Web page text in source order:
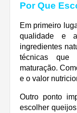
Por Que
Em primeiro
qualidade e
ingredientes
técnicas que
maturação.
e o valor
Outro ponto
escolher